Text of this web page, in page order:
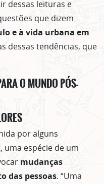
dessas leituras e
que dizem
e à vida urbana em
dessas tendências, que
O MUNDO PÓS-
por alguns
uma espécie de um
mudanças
das pessoas. “Uma